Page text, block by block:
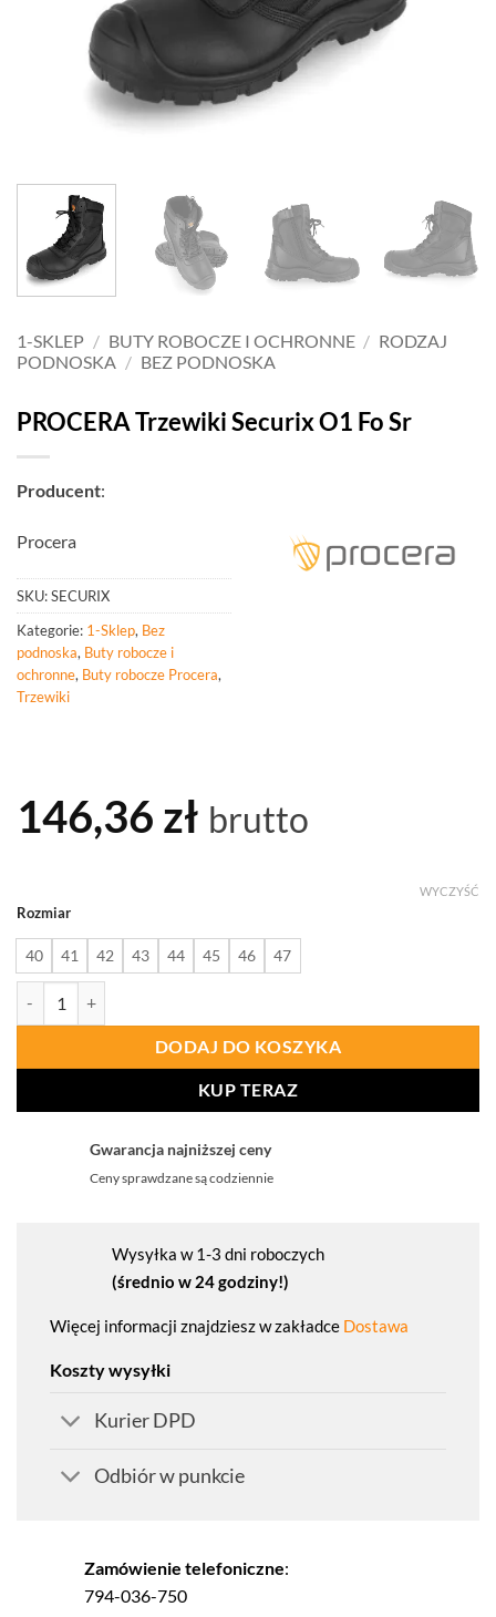
1-SKLEP / BUTY ROBOCZE I OCHRONNE / RODZAJ
PODNOSKA / BEZ PODNOSKA
PROCERA Trzewiki Securix O1 Fo Sr
Producent:
Procera
SKU:SECURIX
Kategorie: 1-Sklep, Bez
podnoska, Buty robocze i
ochronne, Buty robocze Procera,
Trzewiki
146,36 zł brutto
Rozmiar
40 41 42 43 44 45 46 47
WYCZYŚĆ
DODAJ DO KOSZYKA
KUP TERAZ
Gwarancja najniższej ceny
Ceny sprawdzane są codziennie
Wysyłka w 1-3 dni roboczych
(średnio w 24 godziny!)
Więcej informacji znajdziesz w zakładce Dostawa
Koszty wysyłki
Kurier DPD
Odbiór w punkcie
Zamówienie telefoniczne:
794-036-750